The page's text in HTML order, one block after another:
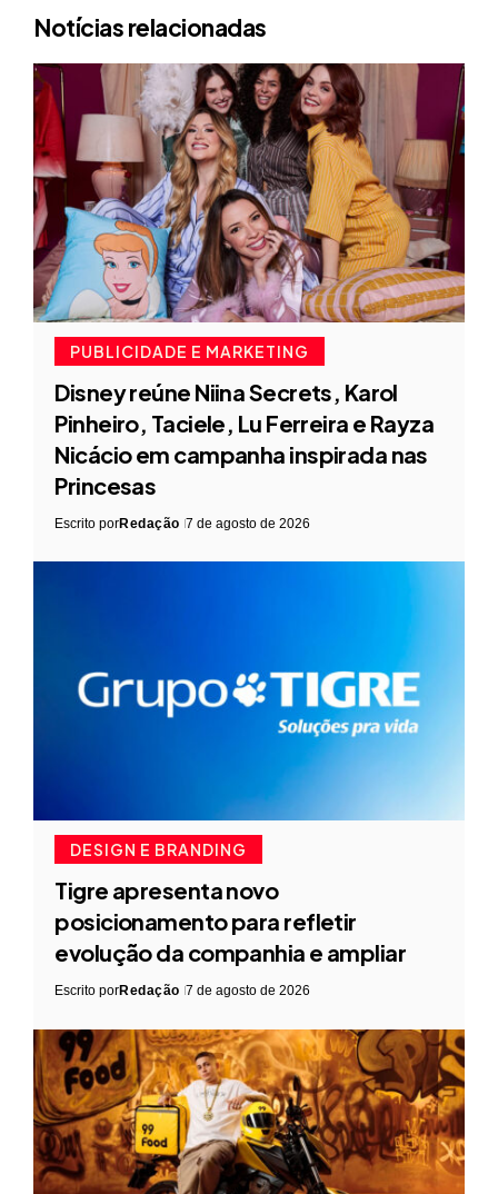
Notícias relacionadas
PUBLICIDADE E MARKETING
Disney reúne Niina Secrets, Karol
Pinheiro, Taciele, Lu Ferreira e Rayza
Nicácio em campanha inspirada nas
Princesas
Escrito porRedação 7 de agosto de 2026
DESIGN E BRANDING
Tigre apresenta novo
posicionamento para refletir
evolução da companhia e ampliar
Escrito porRedação 7 de agosto de 2026